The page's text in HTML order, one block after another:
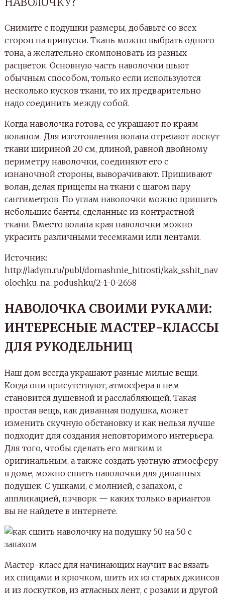
НАВОЛОЧКУ?
Снимите с подушки размеры, добавьте со всех
сторон на припуски. Ткань можно выбрать одного
тона, а желательно скомпоновать из разных
расцветок. Основную часть наволочки шьют
обычным способом, только если используются
несколько кусков ткани, то их предварительно
надо соединить между собой.
Когда наволочка готова, ее украшают по краям
воланом. Для изготовления волана отрезают лоскут
ткани шириной 20 см, длиной, равной двойному
периметру наволочки, соединяют его с
изнаночной стороны, выворачивают. Пришивают
волан, делая прищепы на ткани с шагом пару
сантиметров. По углам наволочки можно пришить
небольшие банты, сделанные из контрастной
ткани. Вместо волана края наволочки можно
украсить различными тесемками или лентами.
Источник:
http://ladym.ru/publ/domashnie_hitrosti/kak_sshit_nav
olochku_na_podushku/2-1-0-2658
НАВОЛОЧКА СВОИМИ РУКАМИ:
ИНТЕРЕСНЫЕ МАСТЕР-КЛАССЫ
ДЛЯ РУКОДЕЛЬНИЦ
Наш дом всегда украшают разные милые вещи.
Когда они присутствуют, атмосфера в нем
становится душевной и расслабляющей. Такая
простая вещь, как диванная подушка, может
изменить скучную обстановку и как нельзя лучше
подходит для создания неповторимого интерьера.
Для того, чтобы сделать его мягким и
оригинальным, а также создать уютную атмосферу
в доме, можно сшить наволочки для диванных
подушек. С ушками, с молнией, с запахом, с
аппликацией, пэчворк — каких только вариантов
вы не найдете в интернете.
Мастер-класс для начинающих научит вас вязать
их спицами и крючком, шить их из старых джинсов
и из лоскутков, из атласных лент, с розами и другой